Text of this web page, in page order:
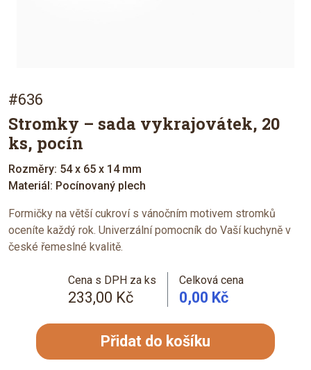
#636
Stromky – sada vykrajovátek, 20
ks, pocín
Rozměry: 54 x 65 x 14 mm
Materiál: Pocínovaný plech
Formičky na větší cukroví s vánočním motivem stromků
oceníte každý rok. Univerzální pomocník do Vaší kuchyně v
české řemeslné kvalitě.
Cena s DPH za ks
233,00 Kč
Celková cena
0,00 Kč
Přidat do košíku